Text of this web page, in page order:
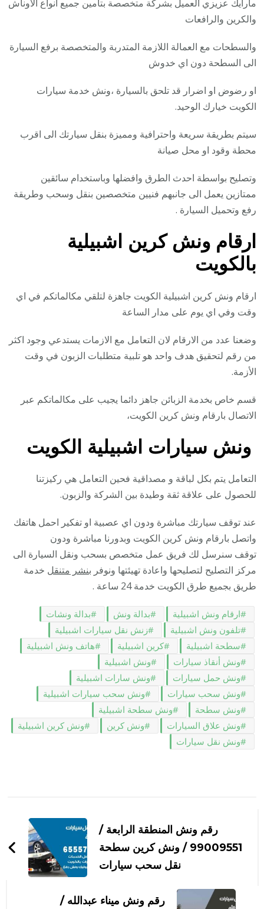
مارأيك عزيزي العميل بشركة متخصصة بتأمين جميع انواع الاوناش
والكرين والرافعات
والسطحات مع العمالة اللازمة المتدربة والمتخصصة برفع السيارة
الى السطحة دون اي خدوش
او رضوض او اضرار قد تلحق بالسيارة ،ونش خدمة سيارات
الكويت خيارك الوحيد.
سيتم بطريقة سريعة واحترافية ومميزة بنقل سيارتك الى اقرب
محطة وقود او محل صيانة
وتصليح بواسطة احدث الطرق وافضلها وباستخدام سائقين
ممتازين يعمل الى جانبهم فنيين متخصصين بنقل وسحب وطريقة
رفع وتحميل السيارة .
ارقام ونش كرين اشبيلية
بالكويت
ارقام ونش كرين اشبيلية الكويت جاهزة لتلقي مكالماتكم في اي
وقت وفي اي يوم على مدار الساعة
وضعنا عدد من الارقام لان التعامل مع الازمات يستدعي وجود اكثر
من رقم لتحقيق هدف واحد هو تلبية متطلبات الزبون في وقت
الأزمة.
قسم خاص بخدمة الزبائن جاهز دائما يجيب على مكالماتكم عبر
الاتصال بارقام ونش كرين الكويت،
ونش سيارات اشبيلية الكويت
التعامل يتم بكل لباقة و مصداقية فحين التعامل هي ركيزتنا
للحصول على علاقة ثقة وطيدة بين الشركة والزبون.
عند توقف سيارتك مباشرة ودون اي عصبية او تفكير احمل هاتفك
واتصل بارقام ونش كرين الكويت وبدورنا مباشرة ودون
توقف سنرسل لك فريق عمل متخصص بسحب ونقل السيارة الى
مركز التصليح لتصليحها واعادة تهيئتها ونوفر بنشر متنقل خدمة
طريق بجميع طرق الكويت خدمة 24 ساعة .
ارقام ونش اشبيلية بدالة ونش
بدالة ونشات
تلفون ونش اشبيلية
زنش نقل سيارات اشبيلية
سطحة اشبيلية
كرين اشبيلية
هاتف ونش اشبيلية
ونش أنقاذ سيارات
ونش اشبيلية
ونش حمل سيارات
ونش سارات اشبيلية
ونش سحب سيارات
ونش سحب سيارات اشبيلية
ونش سطحة
ونش سطحة اشبيلية
ونش علاق السيارات
ونش كرين
ونش كرين اشبيلية
ونش نقل سيارات
التدوينات
رقم ونش المنطقة الرابعة /
99009551‬ / ونش كرين سطحة
نقل سحب سيارات
رقم ونش ميناء عبدالله /